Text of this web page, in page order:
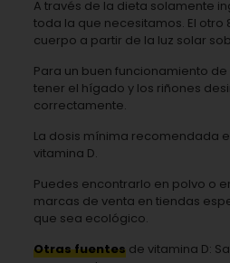
A través de la dieta solamente
toda la que necesitamos. El otro
cuerpo a partir de la luz solar
Para un buen funcionamiento
tener el hígado y los riñones
correctamente.
La dosis mínima recomendada
vitamina D.
Puedes encontrarlo en polvo o
marcas de venta en tiendas
que sea ecológico.
Otras fuentesde vitamina D: